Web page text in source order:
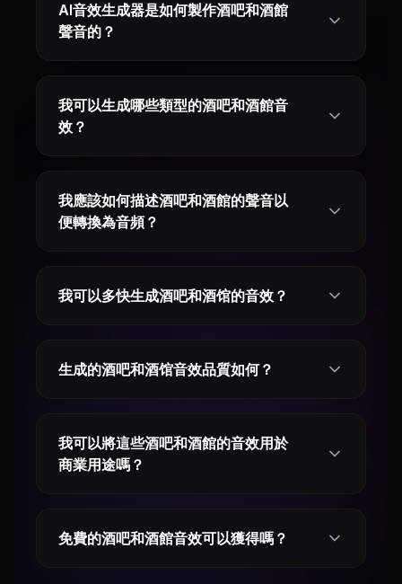
AI音效生成器是如何製作酒吧和酒館
聲音的？
我可以生成哪些類型的酒吧和酒館音
效？
我應該如何描述酒吧和酒館的聲音以
便轉換為音頻？
我可以多快生成酒吧和酒馆的音效？
生成的酒吧和酒馆音效品質如何？
我可以將這些酒吧和酒館的音效用於
商業用途嗎？
免費的酒吧和酒館音效可以獲得嗎？